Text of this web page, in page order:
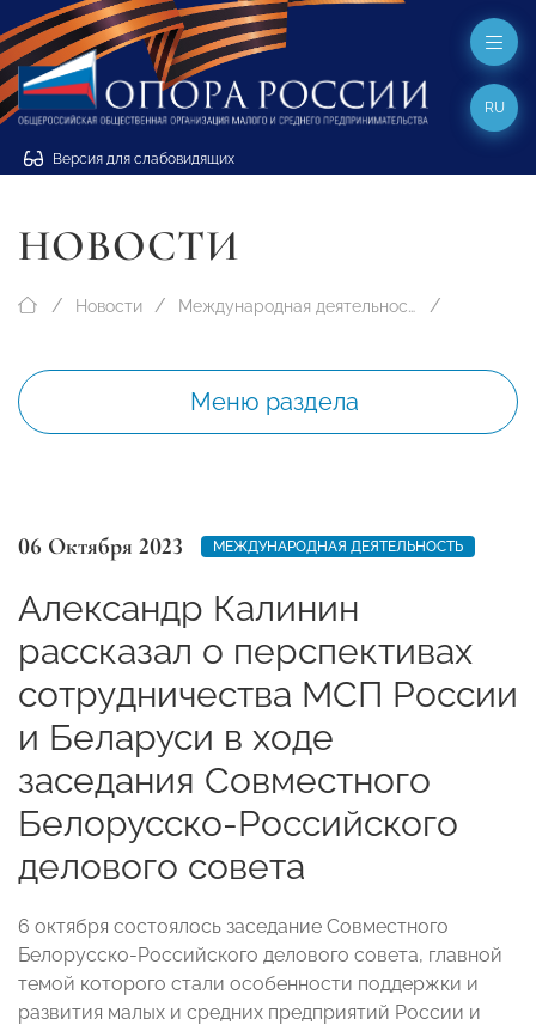
Версия для слабовидящих
RU
НОВОСТИ
Новости Международная деятельность
Меню раздела
06 Октября 2023 МЕЖДУНАРОДНАЯ ДЕЯТЕЛЬНОСТЬ
Александр Калинин
рассказал о перспективах
сотрудничества МСП России
и Беларуси в ходе
заседания Совместного
Белорусско-Российского
делового совета
6 октября состоялось заседание Совместного
Белорусско-Российского делового совета, главной
темой которого стали особенности поддержки и
развития малых и средних предприятий России и